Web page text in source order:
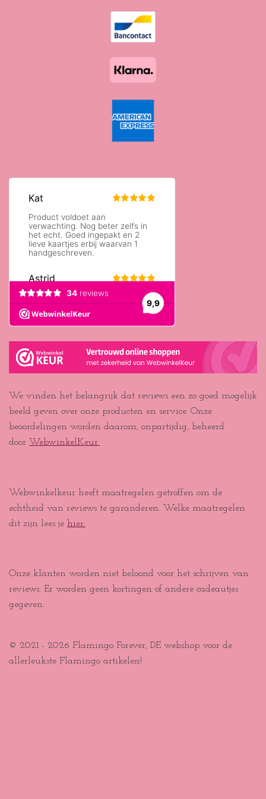
We vinden het belangrijk dat reviews een zo goed mogelijk
beeld geven over onze producten en service. Onze
beoordelingen worden daarom, onpartijdig, beheerd
door WebwinkelKeur.
Webwinkelkeur heeft maatregelen getroffen om de
echtheid van reviews te garanderen. Welke maatregelen
dit zijn lees je hier.
Onze klanten worden niet beloond voor het schrijven van
reviews. Er worden geen kortingen of andere cadeautjes
gegeven.
© 2021 - 2026 Flamingo Forever, DE webshop voor de
allerleukste Flamingo artikelen!